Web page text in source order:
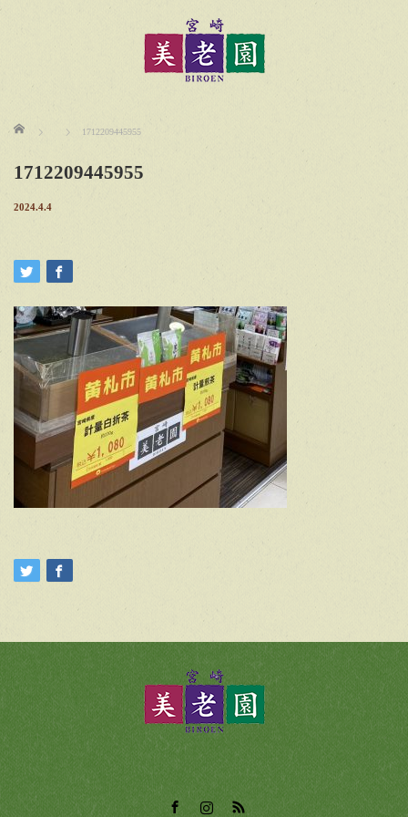
ホーム 1712209445955
1712209445955
2024.4.4
FacebookInstagramRSS